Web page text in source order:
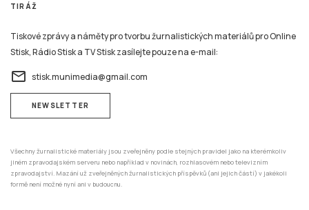
TIRÁŽ
Tiskové zprávy a náměty pro tvorbu žurnalistických materiálů pro Online
Stisk, Rádio Stisk a TV Stisk zasílejte pouze na e-mail:
email stisk.munimedia@gmail.com
NEWSLETTER
Všechny žurnalistické materiály jsou zveřejněny podle stejných pravidel jako na kterémkoliv
jiném zpravodajském serveru nebo například v novinách, rozhlasovém nebo televizním
zpravodajství. Mazání už zveřejněných žurnalistických příspěvků (ani jejich částí) v jakékoli
formě není možné nyní ani v budoucnu.